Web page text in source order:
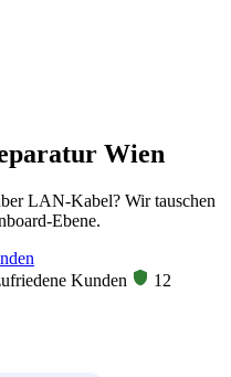
Wien
LAN-Kabel? Wir tauschen
Ebene.
Kunden
12